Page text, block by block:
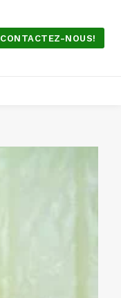
CONTACTEZ-NOUS!